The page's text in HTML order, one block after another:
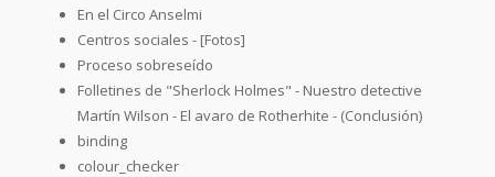
En el Circo Anselmi
Centros sociales - [Fotos]
Proceso sobreseído
Folletines de "Sherlock Holmes" - Nuestro detective
Martín Wilson - El avaro de Rotherhite - (Conclusión)
binding
colour_checker